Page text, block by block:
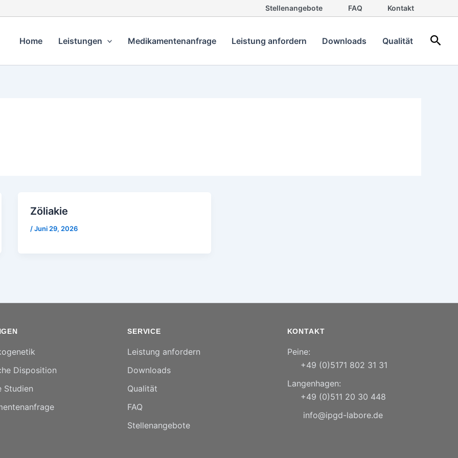
Stellenangebote FAQ Kontakt
Home Leistungen Medikamentenanfrage Leistung anfordern Downloads Qualität
Zöliakie
/Juni 29, 2026
Disposition
Studien
SERVICE
Leistung anfordern
Downloads
Qualität
FAQ
Stellenangebote
KONTAKT
Peine:
+49 (0)5171 802 31 31
Langenhagen:
+49 (0)511 20 30 448
info@ipgd-labore.de